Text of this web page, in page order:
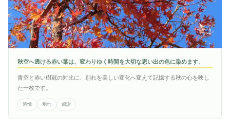
秋空へ透ける赤い葉は、変わりゆく時間を大切な思い出の色に染めます。
青空と赤い樹冠の対比に、別れを美しい変化へ変えて記憶する秋の心を映し
た一枚です。
追憶 別れ 感謝